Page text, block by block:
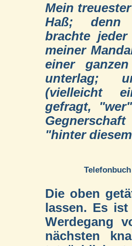
Mein
Haß; denn
brachte
meiner
einer
unterlag;
(vielleicht
gefragt,
"hinter
Die oben
lassen. Es
Werdegang
nächsten